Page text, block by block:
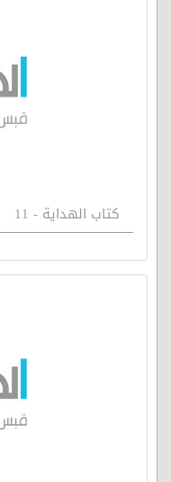
كتاب الهداية - 11